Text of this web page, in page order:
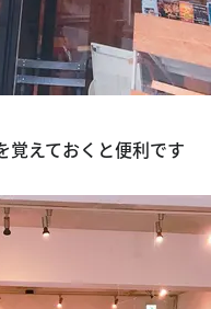
覚えておくと便利です